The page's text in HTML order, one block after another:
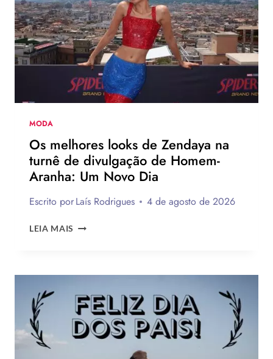
DA
LEVI’S
AO
LADO
DE
JOGADOR
DA
NBA
MODA
Os melhores looks de Zendaya na
turnê de divulgação de Homem-
Aranha: Um Novo Dia
Escrito porLaís Rodrigues 4 de agosto de 2026
LEIA MAIS OS
ZENDAYA
TURNÊ
DE
DIVULGAÇÃO
DE